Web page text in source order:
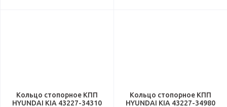
Кольцо стопорное КПП
HYUNDAI KIA 43227-34310
Кольцо стопорное КПП
HYUNDAI KIA 43227-34980